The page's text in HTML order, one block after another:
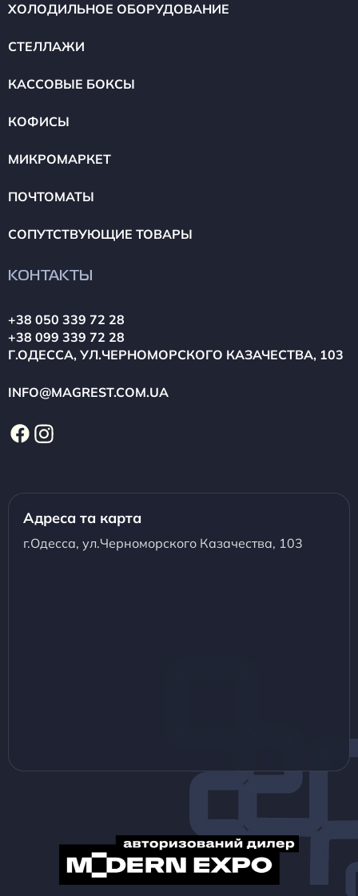
ХОЛОДИЛЬНОЕ ОБОРУДОВАНИЕ
СТЕЛЛАЖИ
КАССОВЫЕ БОКСЫ
КОФИСЫ
МИКРОМАРКЕТ
ПОЧТОМАТЫ
СОПУТСТВУЮЩИЕ ТОВАРЫ
КОНТАКТЫ
+38 050 339 72 28
+38 099 339 72 28
Г.ОДЕССА, УЛ.ЧЕРНОМОРСКОГО КАЗАЧЕСТВА, 103
INFO@MAGREST.COM.UA
Адреса та карта
г.Одесса, ул.Черноморского Казачества, 103